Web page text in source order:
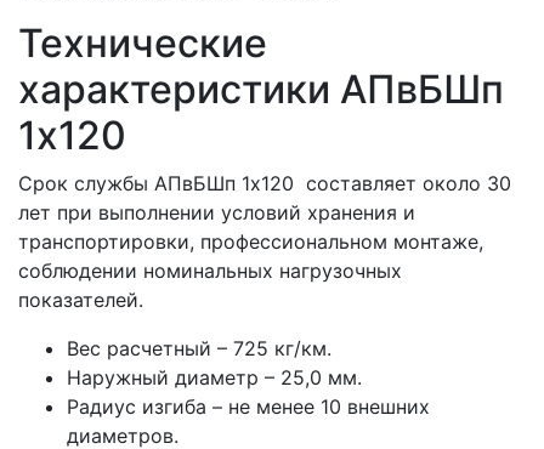
Технические
характеристики АПвБШп
1x120
Срок службы АПвБШп 1x120 составляет около 30
лет при выполнении условий хранения и
транспортировки, профессиональном монтаже,
соблюдении номинальных нагрузочных
показателей.
Вес расчетный – 725 кг/км.
Наружный диаметр – 25,0 мм.
Радиус изгиба – не менее 10 внешних
диаметров.